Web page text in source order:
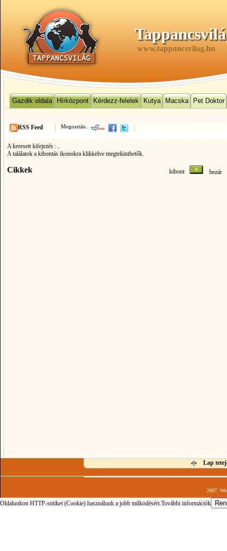
www.tappancsvilag.hu
Gazdik oldala Hírközpont Kérdezz-felelek Kutya Macska Pet Doktor
Megosztás:
RSS Feed
A keresett kifejezés : .
A találatok a kibontás ikonokra klikkelve megtekinthetők.
Cikkek kibont
Lap
2007.
Oldalunkon HTTP-sütiket (Cookie) használunk a jobb működésért.További információk